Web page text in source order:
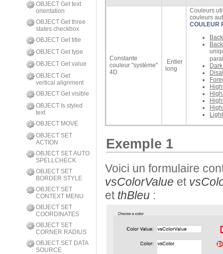
OBJECT Get text
orientation
OBJECT Get three
states checkbox
OBJECT Get title
OBJECT Get type
OBJECT Get value
OBJECT Get
vertical alignment
OBJECT Get visible
OBJECT Is styled
text
OBJECT MOVE
OBJECT SET
ACTION
OBJECT SET AUTO
SPELLCHECK
OBJECT SET
BORDER STYLE
OBJECT SET
CONTEXT MENU
OBJECT SET
COORDINATES
OBJECT SET
CORNER RADIUS
OBJECT SET DATA
SOURCE
Constante
couleur "système"
4D
Entier
long
Couleurs
couleurs
COULEUR
Exemple 1
Voici un formulaire
vsColorValue et
et thBleu :